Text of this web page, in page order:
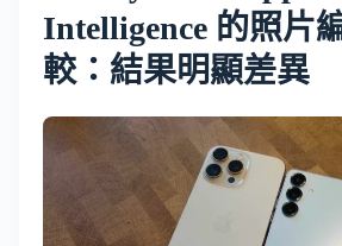
Intelligence 的照片
較：結果明顯差異